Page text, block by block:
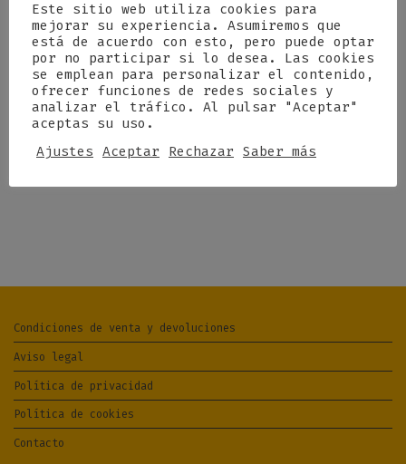
Condiciones de venta y devoluciones
Aviso legal
Política de privacidad
Política de cookies
Contacto
Este sitio web utiliza cookies para
mejorar su experiencia. Asumiremos que
está de acuerdo con esto, pero puede optar
por no participar si lo desea. Las cookies
se emplean para personalizar el contenido,
ofrecer funciones de redes sociales y
analizar el tráfico. Al pulsar "Aceptar"
aceptas su uso.
Ajustes
Aceptar Rechazar Saber más